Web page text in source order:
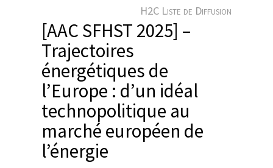
H2C Liste de Diffusion
[AAC SFHST 2025] –
Trajectoires
énergétiques de
l’Europe : d’un idéal
technopolitique au
marché européen de
l’énergie